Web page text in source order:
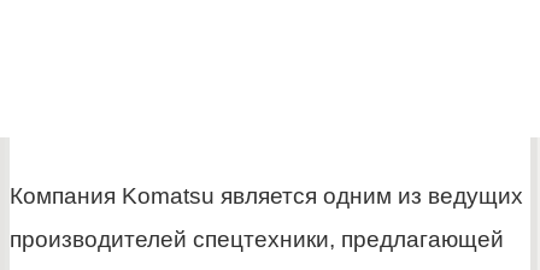
Компания Komatsu является одним из ведущих
производителей спецтехники, предлагающей